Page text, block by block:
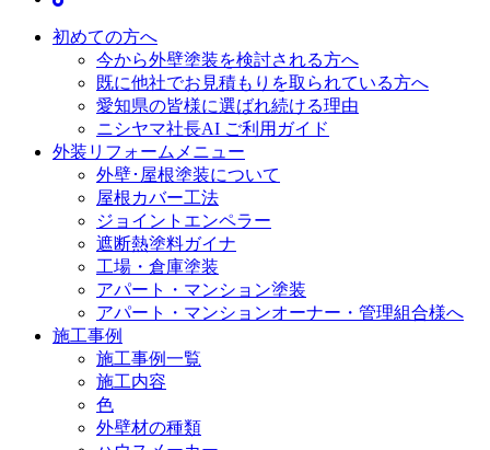
初めての方へ
今から外壁塗装を検討される方へ
既に他社でお見積もりを取られている方へ
愛知県の皆様に選ばれ続ける理由
ニシヤマ社長AI ご利用ガイド
外装リフォームメニュー
外壁･屋根塗装について
屋根カバー工法
ジョイントエンペラー
遮断熱塗料ガイナ
工場・倉庫塗装
アパート・マンション塗装
アパート・マンションオーナー・管理組合様へ
施工事例
施工事例一覧
施工内容
色
外壁材の種類